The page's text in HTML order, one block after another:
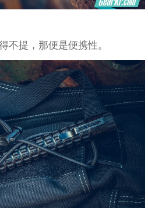
不提，那便是便携性。